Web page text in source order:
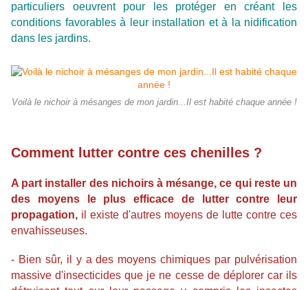
particuliers oeuvrent pour les protéger en créant les
conditions favorables à leur installation et à la nidification
dans les jardins.
Voilà le nichoir à mésanges de mon jardin...Il est habité chaque année !
Comment lutter contre ces chenilles ?
A part installer des nichoirs à mésange, ce qui reste un
des moyens le plus efficace de lutter contre leur
propagation, il existe d'autres moyens de lutte contre ces
envahisseuses.
- Bien sûr, il y a des moyens chimiques par pulvérisation
massive d'insecticides que je ne cesse de déplorer car ils